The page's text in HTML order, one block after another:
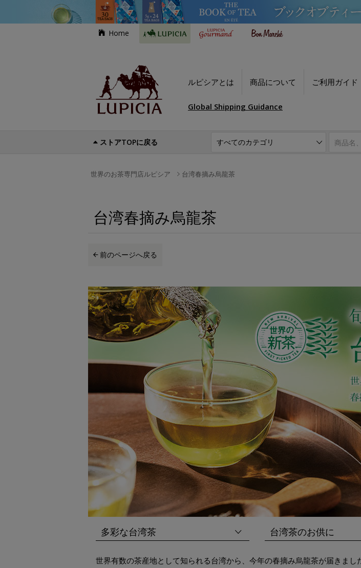
Home
ルピシアとは 商品について ご利用ガイド
Global Shipping Guidance
ストアTOPに戻る
世界のお茶専門店ルピシア 台湾春摘み烏龍茶
台湾春摘み烏龍茶
前のページへ戻る
多彩な台湾茶 台湾茶のお供に
世界有数の茶産地として知られる台湾から、今年の春摘み烏龍茶が届きま